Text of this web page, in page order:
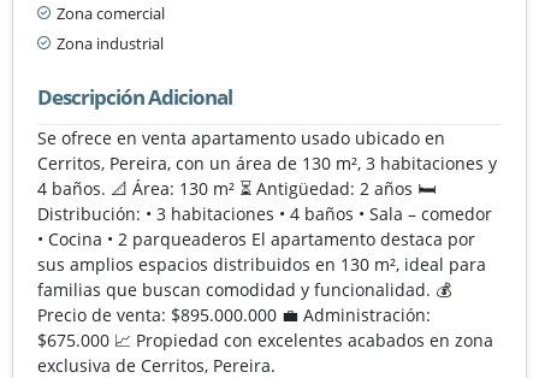
Zona comercial
Zona industrial
Descripción Adicional
Se ofrece en venta apartamento usado ubicado en
Cerritos, Pereira, con un área de 130 m², 3 habitaciones y
4 baños. 📐 Área: 130 m² ⏳ Antigüedad: 2 años 🛏️
Distribución: • 3 habitaciones • 4 baños • Sala – comedor
• Cocina • 2 parqueaderos El apartamento destaca por
sus amplios espacios distribuidos en 130 m², ideal para
familias que buscan comodidad y funcionalidad. 💰
Precio de venta: $895.000.000 💼 Administración:
$675.000 📈 Propiedad con excelentes acabados en zona
exclusiva de Cerritos, Pereira.